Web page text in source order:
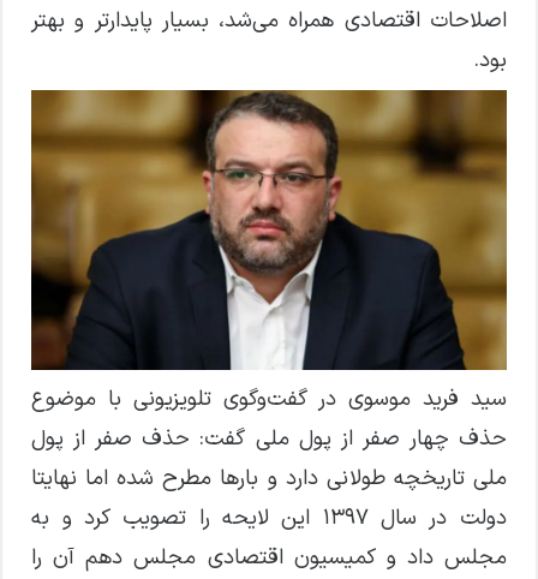
اصلاحات اقتصادی همراه می‌شد، بسیار پایدارتر و بهتر
بود.
سید فرید موسوی در گفت‌وگوی تلویزیونی با موضوع
حذف چهار صفر از پول ملی گفت: حذف صفر از پول
ملی تاریخچه طولانی دارد و بارها مطرح شده اما نهایتا
دولت در سال ۱۳۹۷ این لایحه را تصویب کرد و به
مجلس داد و کمیسیون اقتصادی مجلس دهم آن را